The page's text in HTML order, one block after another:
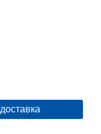
доставка